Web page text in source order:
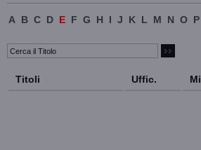
A B C D E F G H I J K L M N O P
Titoli Uffic.